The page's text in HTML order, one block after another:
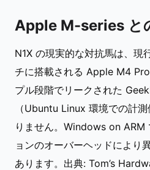
Apple M-series と
N1X の現実的な対抗馬は、
チに搭載される Apple M4
プル段階でリークされた
（Ubuntu Linux 環境での計
りません。Windows on ARM
ョンのオーバーヘッドにより
あります。出典: Tom’s